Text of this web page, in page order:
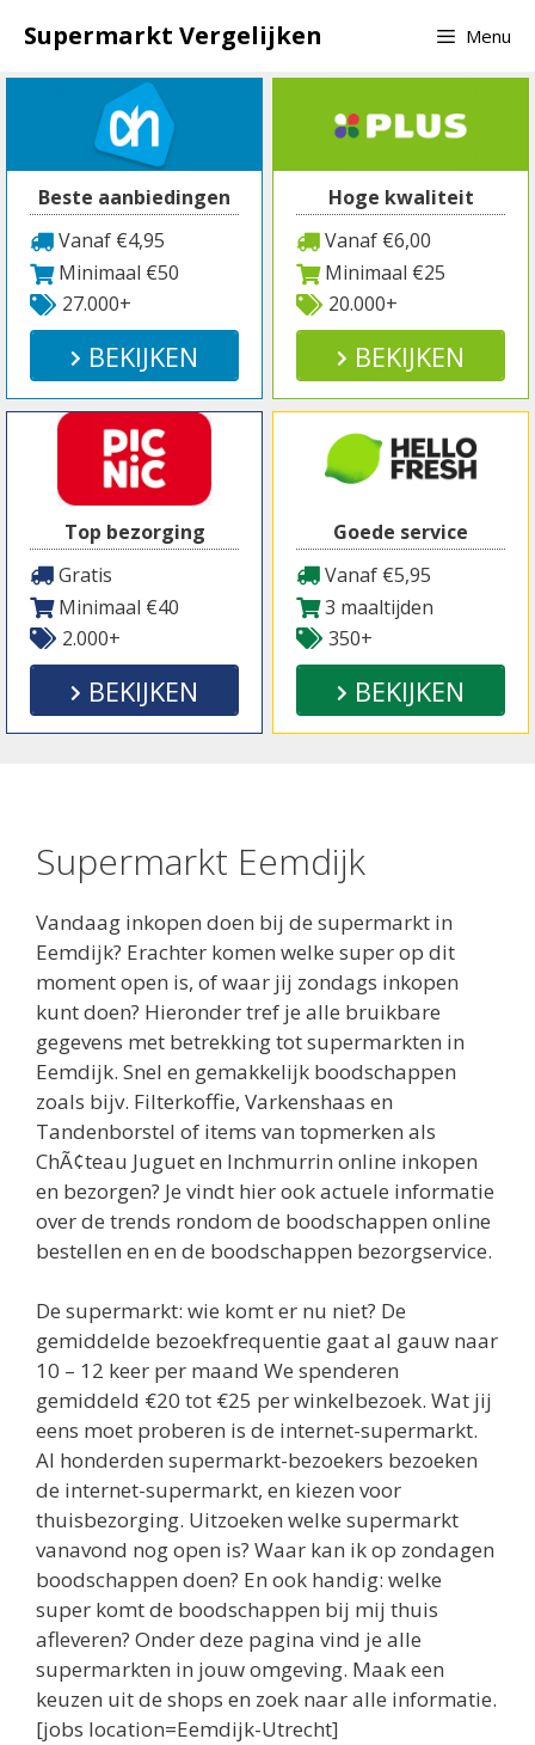
naar
inhoud
Supermarkt Vergelijken Menu
Beste aanbiedingen
Vanaf €4,95
Minimaal €50
27.000+
BEKIJKEN
Hoge kwaliteit
Vanaf €6,00
Minimaal €25
20.000+
BEKIJKEN
Top bezorging
Gratis
Minimaal €40
2.000+
BEKIJKEN
Goede service
Vanaf €5,95
3 maaltijden
350+
BEKIJKEN
Supermarkt Eemdijk
Vandaag inkopen doen bij de supermarkt in
Eemdijk? Erachter komen welke super op dit
moment open is, of waar jij zondags inkopen
kunt doen? Hieronder tref je alle bruikbare
gegevens met betrekking tot supermarkten in
Eemdijk. Snel en gemakkelijk boodschappen
zoals bijv. Filterkoffie, Varkenshaas en
Tandenborstel of items van topmerken als
ChÃ¢teau Juguet en Inchmurrin online inkopen
en bezorgen? Je vindt hier ook actuele informatie
over de trends rondom de boodschappen online
bestellen en en de boodschappen bezorgservice.
De supermarkt: wie komt er nu niet? De
gemiddelde bezoekfrequentie gaat al gauw naar
10 – 12 keer per maand We spenderen
gemiddeld €20 tot €25 per winkelbezoek. Wat jij
eens moet proberen is de internet-supermarkt.
Al honderden supermarkt-bezoekers bezoeken
de internet-supermarkt, en kiezen voor
thuisbezorging. Uitzoeken welke supermarkt
vanavond nog open is? Waar kan ik op zondagen
boodschappen doen? En ook handig: welke
super komt de boodschappen bij mij thuis
afleveren? Onder deze pagina vind je alle
supermarkten in jouw omgeving. Maak een
keuzen uit de shops en zoek naar alle informatie.
[jobs location=Eemdijk-Utrecht]